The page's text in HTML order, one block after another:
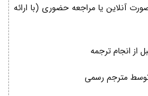
آنلاین یا مراجعه حضوری (با ارائه
از انجام ترجمه
توسط مترجم رسمی